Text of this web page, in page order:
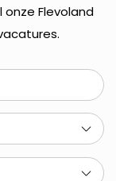
onze Flevoland